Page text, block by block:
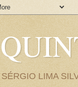
SÉRGIO LIMA